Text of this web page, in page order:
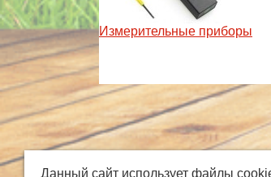
Измерительные приборы
Данный сайт использует файлы